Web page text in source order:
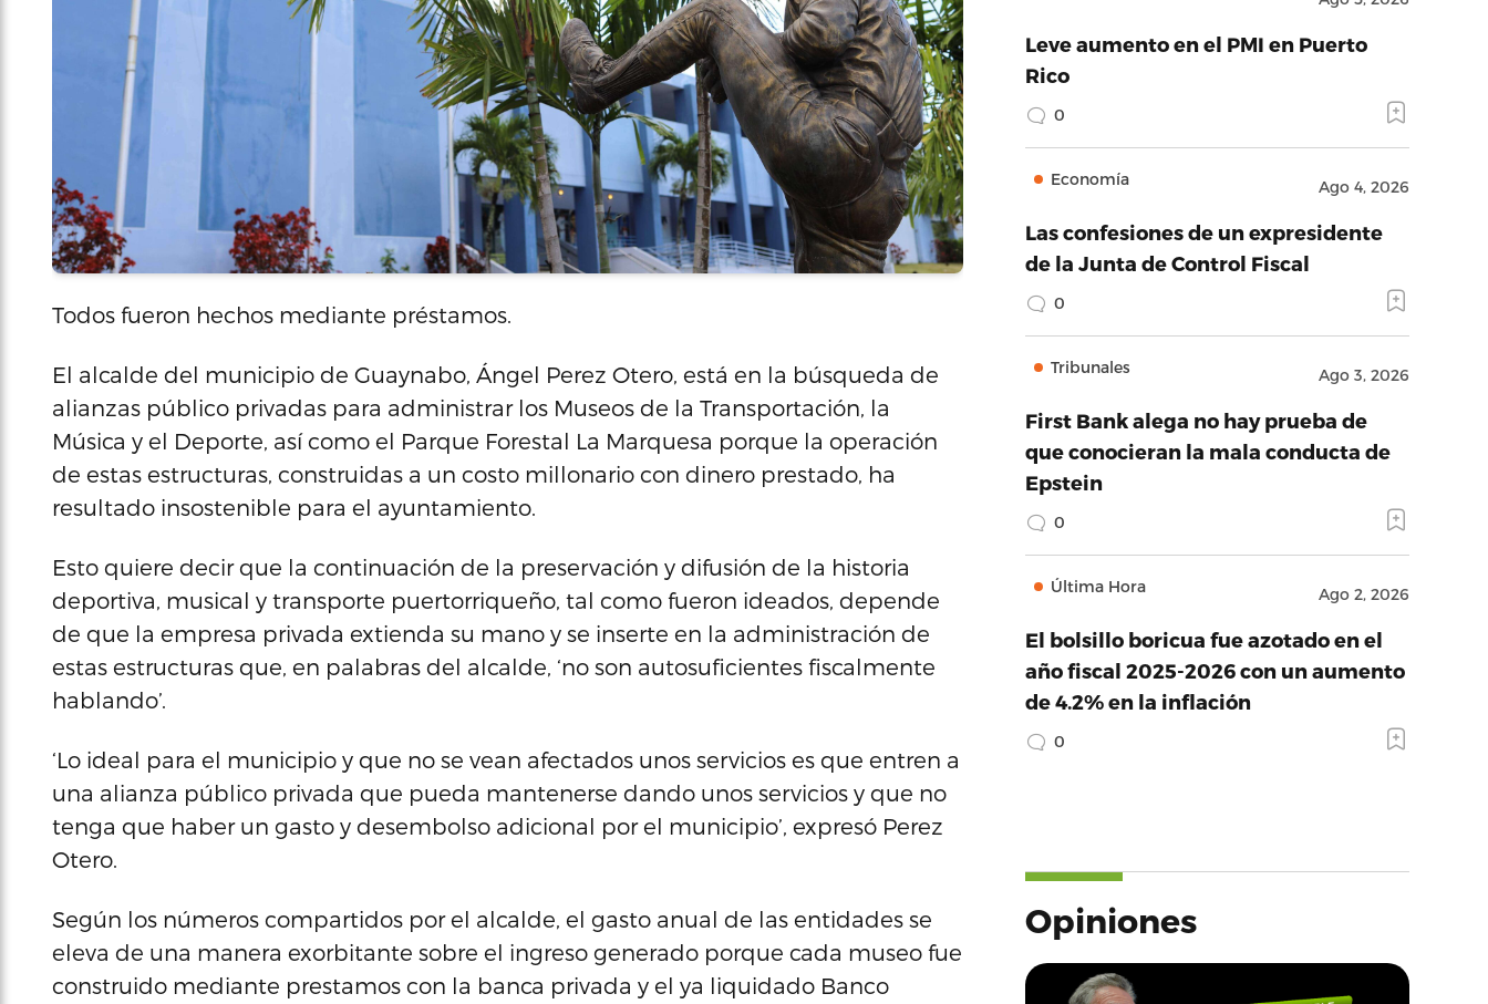
Todos fueron hechos mediante préstamos.
El alcalde del municipio de Guaynabo, Ángel Perez Otero, está en la búsqueda de
alianzas público privadas para administrar los Museos de la Transportación, la
Música y el Deporte, así como el Parque Forestal La Marquesa porque la operación
de estas estructuras, construidas a un costo millonario con dinero prestado, ha
resultado insostenible para el ayuntamiento.
Esto quiere decir que la continuación de la preservación y difusión de la historia
deportiva, musical y transporte puertorriqueño, tal como fueron ideados, depende
de que la empresa privada extienda su mano y se inserte en la administración de
estas estructuras que, en palabras del alcalde, ‘no son autosuficientes fiscalmente
hablando’.
‘Lo ideal para el municipio y que no se vean afectados unos servicios es que entren a
una alianza público privada que pueda mantenerse dando unos servicios y que no
tenga que haber un gasto y desembolso adicional por el municipio’, expresó Perez
Otero.
Según los números compartidos por el alcalde, el gasto anual de las entidades se
eleva de una manera exorbitante sobre el ingreso generado porque cada museo fue
construido mediante prestamos con la banca privada y el ya liquidado Banco
Leve aumento en el PMI en Puerto
Rico
0
Economía Ago 4, 2026
Las confesiones de un expresidente
de la Junta de Control Fiscal
0
Tribunales Ago 3, 2026
First Bank alega no hay prueba de
que conocieran la mala conducta de
Epstein
0
Última Hora Ago 2, 2026
El bolsillo boricua fue azotado en el
año fiscal 2025-2026 con un aumento
de 4.2% en la inflación
0
Opiniones